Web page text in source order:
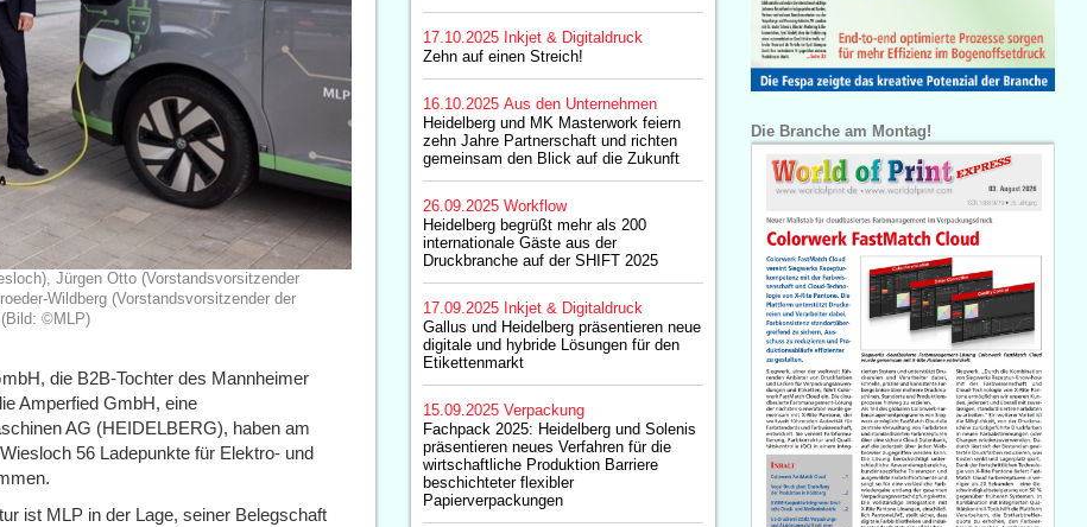
Jürgen Otto (Vorstandsvorsitzender
Wildberg (Vorstandsvorsitzender der
(Bild: ©MLP)
die B2B-Tochter des Mannheimer
Amperfied GmbH, eine
AG (HEIDELBERG), haben am
56 Ladepunkte für Elektro- und
ist MLP in der Lage, seiner Belegschaft
17.10.2025 Inkjet & Digitaldruck
Zehn auf einen Streich!
16.10.2025 Aus den Unternehmen
Heidelberg und MK Masterwork feiern
zehn Jahre Partnerschaft und richten
gemeinsam den Blick auf die Zukunft
26.09.2025 Workflow
Heidelberg begrüßt mehr als 200
internationale Gäste aus der
Druckbranche auf der SHIFT 2025
17.09.2025 Inkjet & Digitaldruck
Gallus und Heidelberg präsentieren neue
digitale und hybride Lösungen für den
Etikettenmarkt
15.09.2025 Verpackung
Fachpack 2025: Heidelberg und Solenis
präsentieren neues Verfahren für die
wirtschaftliche Produktion Barriere
beschichteter flexibler
Papierverpackungen
Die Branche am Montag!